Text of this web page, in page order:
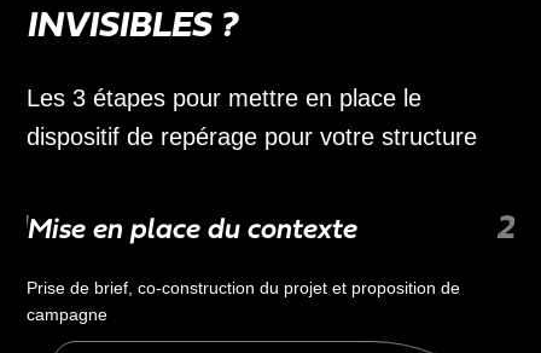
INVISIBLES ?
Les 3 étapes pour mettre en place le
dispositif de repérage pour votre structure
1Mise en place du contexte
Prise de brief, co-construction du projet et proposition de
campagne
2